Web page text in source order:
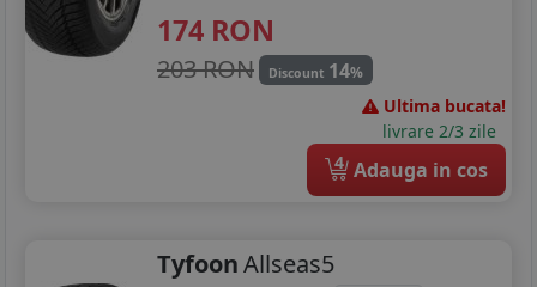
174 RON
203 RON Discount 14%
Ultima bucata!
livrare 2/3 zile
4 Adauga in cos
TyfoonAllseas5